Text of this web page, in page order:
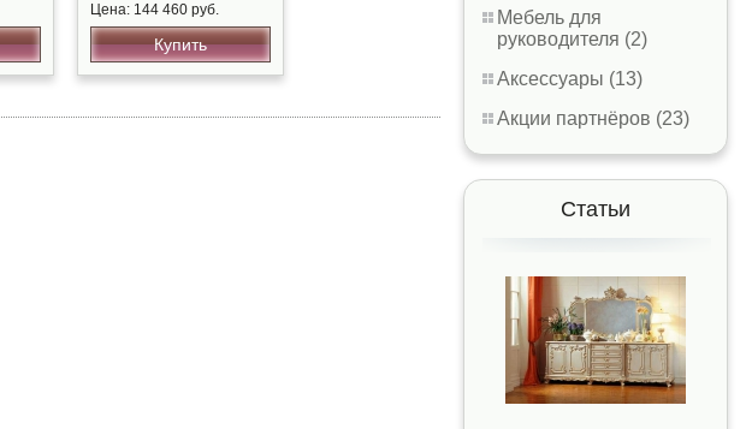
Мебель для
руководителя (2)
Аксессуары (13)
Акции партнёров (23)
Статьи
Цена: 144 460 руб.
Купить